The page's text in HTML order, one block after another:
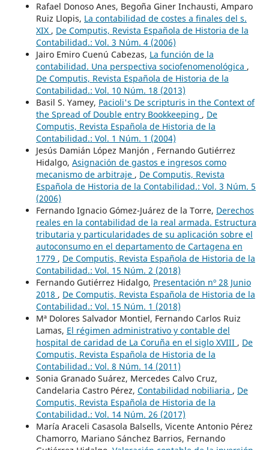
Rafael Donoso Anes, Begoña Giner Inchausti, Amparo
Ruiz Llopis, La contabilidad de costes a finales del s.
XIX , De Computis, Revista Española de Historia de la
Contabilidad.: Vol. 3 Núm. 4 (2006)
Jairo Emiro Cuenú Cabezas, La función de la
contabilidad. Una perspectiva sociofenomenológica ,
De Computis, Revista Española de Historia de la
Contabilidad.: Vol. 10 Núm. 18 (2013)
Basil S. Yamey, Pacioli's De scripturis in the Context of
the Spread of Double entry Bookkeeping , De
Computis, Revista Española de Historia de la
Contabilidad.: Vol. 1 Núm. 1 (2004)
Jesús Damián López Manjón , Fernando Gutiérrez
Hidalgo, Asignación de gastos e ingresos como
mecanismo de arbitraje , De Computis, Revista
Española de Historia de la Contabilidad.: Vol. 3 Núm. 5
(2006)
Fernando Ignacio Gómez-Juárez de la Torre, Derechos
reales en la contabilidad de la real armada. Estructura
tributaria y particularidades de su aplicación sobre el
autoconsumo en el departamento de Cartagena en
1779 , De Computis, Revista Española de Historia de la
Contabilidad.: Vol. 15 Núm. 2 (2018)
Fernando Gutiérrez Hidalgo, Presentación nº 28 Junio
2018 , De Computis, Revista Española de Historia de la
Contabilidad.: Vol. 15 Núm. 1 (2018)
Mª Dolores Salvador Montiel, Fernando Carlos Ruiz
Lamas, El régimen administrativo y contable del
hospital de caridad de La Coruña en el siglo XVIII , De
Computis, Revista Española de Historia de la
Contabilidad.: Vol. 8 Núm. 14 (2011)
Sonia Granado Suárez, Mercedes Calvo Cruz,
Candelaria Castro Pérez, Contabilidad nobiliaria , De
Computis, Revista Española de Historia de la
Contabilidad.: Vol. 14 Núm. 26 (2017)
María Araceli Casasola Balsells, Vicente Antonio Pérez
Chamorro, Mariano Sánchez Barrios, Fernando